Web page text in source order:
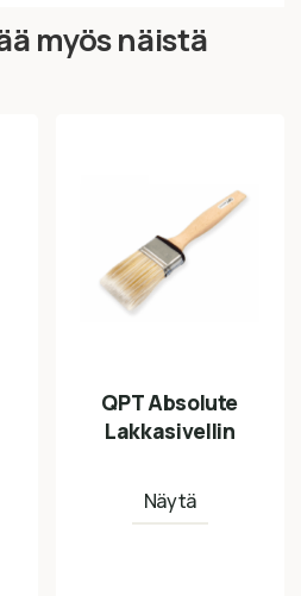
myös näistä
QPT Absolute
Lakkasivellin
Näytä